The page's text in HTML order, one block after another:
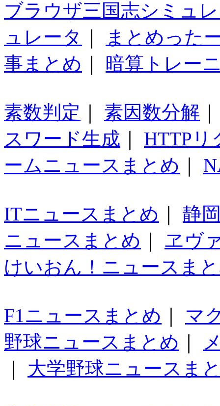
ブラウザ三国志シミュ
ュレータ
まとめった
事まとめ
暗算トレー
素数判定 素因数分解
スワード生成
HTTPリ
ームニュースまとめ
ITニュースまとめ
静
ニュースまとめ
ヱヴ
けいおん！ニュースま
F1ニュースまとめ
マ
野球ニュースまとめ
大学野球ニュースま